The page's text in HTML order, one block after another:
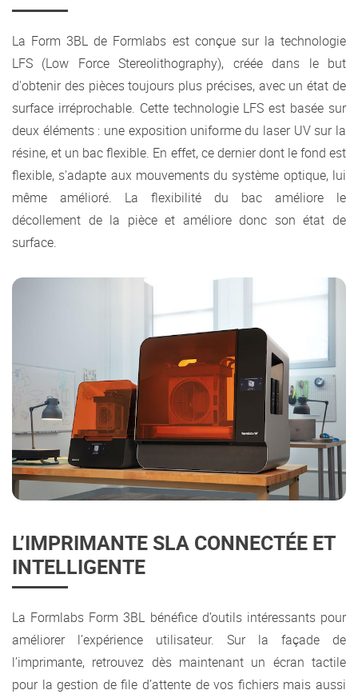
La Form 3BL de Formlabs est conçue sur la technologie
LFS (Low Force Stereolithography), créée dans le but
d'obtenir des pièces toujours plus précises, avec un état de
surface irréprochable. Cette technologie LFS est basée sur
deux éléments : une exposition uniforme du laser UV sur la
résine, et un bac flexible. En effet, ce dernier dont le fond est
flexible, s'adapte aux mouvements du système optique, lui
même amélioré. La flexibilité du bac améliore le
décollement de la pièce et améliore donc son état de
surface.
L’IMPRIMANTE SLA CONNECTÉE ET
INTELLIGENTE
La Formlabs Form 3BL bénéfice d’outils intéressants pour
améliorer l’expérience utilisateur. Sur la façade de
l’imprimante, retrouvez dès maintenant un écran tactile
pour la gestion de file d’attente de vos fichiers mais aussi